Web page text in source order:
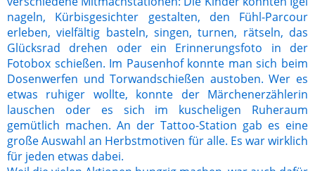
nageln, Kürbisgesichter gestalten, den Fühl-Parcour
erleben, vielfältig basteln, singen, turnen, rätseln, das
Glücksrad drehen oder ein Erinnerungsfoto in der
Fotobox schießen. Im Pausenhof konnte man sich beim
Dosenwerfen und Torwandschießen austoben. Wer es
etwas ruhiger wollte, konnte der Märchenerzählerin
lauschen oder es sich im kuscheligen Ruheraum
gemütlich machen. An der Tattoo-Station gab es eine
große Auswahl an Herbstmotiven für alle. Es war wirklich
für jeden etwas dabei.